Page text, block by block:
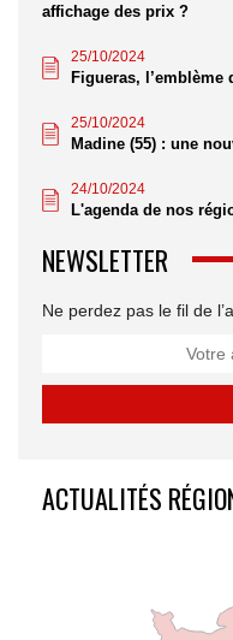
affichage des prix ?
25/10/2024
Figueras, l’emblème
25/10/2024
Madine (55) : une
24/10/2024
L'agenda de nos
NEWSLETTER
Ne perdez pas le fil de
ACTUALITÉS